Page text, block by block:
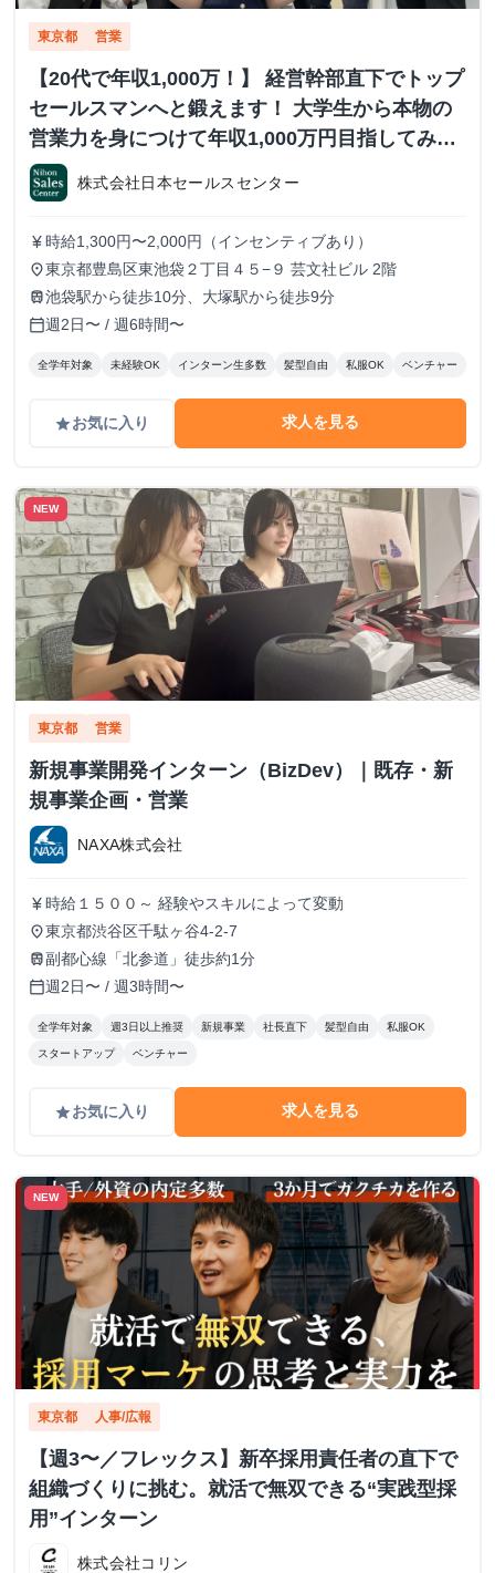
東京都 営業
【20代で年収1,000万！】 経営幹部直下でトップ
セールスマンへと鍛えます！ 大学生から本物の
営業力を身につけて年収1,000万円目指してみま
せんか？ ※当社直結内定あり #学歴不問 #未経験
可 #1.2年生可 - 株式会社日本セールスセンター
の長期・有給インターンシップ
株式会社日本セールスセンター
currency_yen 時給1,300円〜2,000円（インセンティブあり）
place東京都豊島区東池袋２丁目４５−９ 芸文社ビル 2階
train池袋駅から徒歩10分、大塚駅から徒歩9分
calendar_today週2日〜 / 週6時間〜
全学年対象 未経験OK インターン生多数 髪型自由 私服OK ベンチャー
gradeお気に入り 求人を見る
NEW
東京都 営業
新規事業開発インターン（BizDev）｜既存・新
規事業企画・営業
NAXA株式会社
currency_yen 時給１５００～ 経験やスキルによって変動
place東京都渋谷区千駄ヶ谷4-2-7
train副都心線「北参道」徒歩約1分
calendar_today週2日〜 / 週3時間〜
全学年対象 週3日以上推奨 新規事業 社長直下 髪型自由 私服OK
スタートアップ ベンチャー
gradeお気に入り 求人を見る
NEW
東京都 人事/広報
【週3〜／フレックス】新卒採用責任者の直下で
組織づくりに挑む。就活で無双できる“実践型採
用”インターン
株式会社コリン